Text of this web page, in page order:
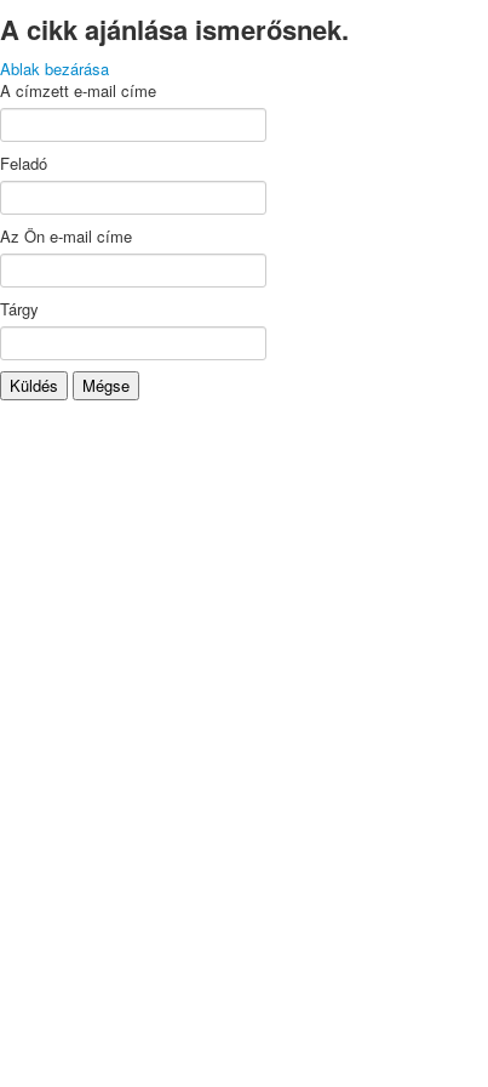
A cikk ajánlása ismerősnek.
Ablak bezárása
A címzett e-mail címe
Feladó
Az Ön e-mail címe
Tárgy
Küldés Mégse